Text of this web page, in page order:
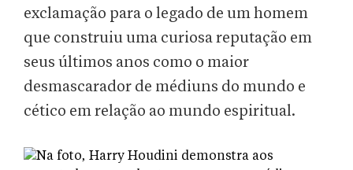
exclamação para o legado de um homem
que construiu uma curiosa reputação em
seus últimos anos como o maior
desmascarador de médiuns do mundo e
cético em relação ao mundo espiritual.